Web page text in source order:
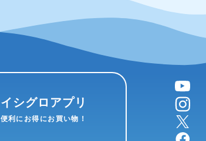
イシグロアプリ
便利にお得にお買い物！
YouTube
instagram
X
facebook